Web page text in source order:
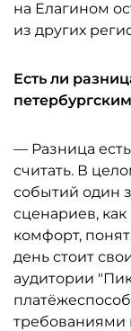
на Елагином
из других
Есть ли
— Разница
считать. В
событий один
сценариев, как
комфорт,
день стоит
аудитории
требованиями